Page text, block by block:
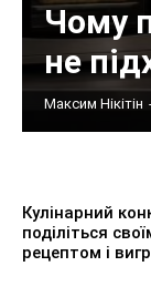
Чому
не
Максим Нікітін
Кулінарний
поділіться
рецептом і